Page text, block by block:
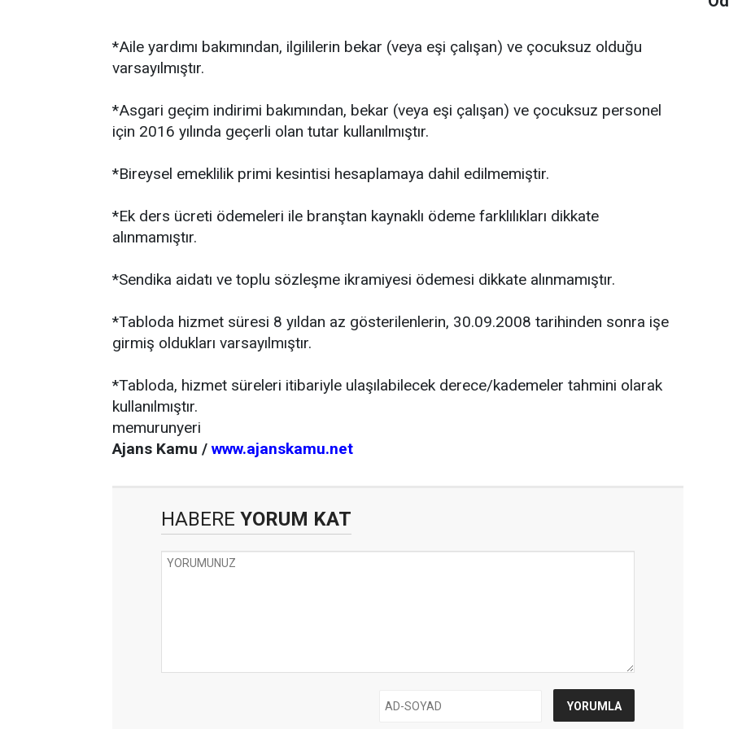
*Aile yardımı bakımından, ilgililerin bekar (veya eşi çalışan) ve çocuksuz olduğu
varsayılmıştır.
*Asgari geçim indirimi bakımından, bekar (veya eşi çalışan) ve çocuksuz personel
için 2016 yılında geçerli olan tutar kullanılmıştır.
*Bireysel emeklilik primi kesintisi hesaplamaya dahil edilmemiştir.
*Ek ders ücreti ödemeleri ile branştan kaynaklı ödeme farklılıkları dikkate
alınmamıştır.
*Sendika aidatı ve toplu sözleşme ikramiyesi ödemesi dikkate alınmamıştır.
*Tabloda hizmet süresi 8 yıldan az gösterilenlerin, 30.09.2008 tarihinden sonra işe
girmiş oldukları varsayılmıştır.
*Tabloda, hizmet süreleri itibariyle ulaşılabilecek derece/kademeler tahmini olarak
kullanılmıştır.
memurunyeri
Ajans Kamu / www.ajanskamu.net
HABERE YORUM KAT